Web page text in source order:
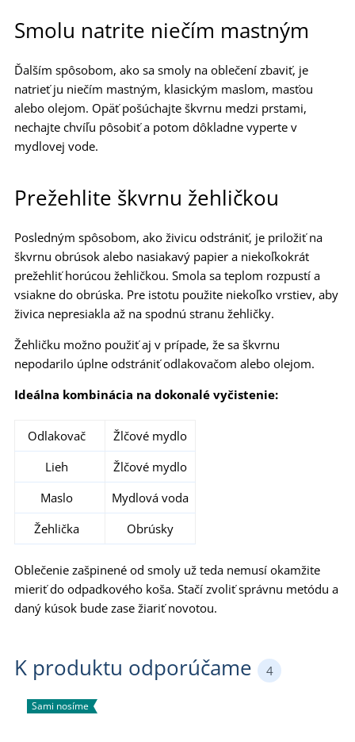
Smolu natrite niečím mastným
Ďalším spôsobom, ako sa smoly na oblečení zbaviť, je
natrieť ju niečím mastným, klasickým maslom, masťou
alebo olejom. Opäť pošúchajte škvrnu medzi prstami,
nechajte chvíľu pôsobiť a potom dôkladne vyperte v
mydlovej vode.
Prežehlite škvrnu žehličkou
Posledným spôsobom, ako živicu odstrániť, je priložiť na
škvrnu obrúsok alebo nasiakavý papier a niekoľkokrát
prežehliť horúcou žehličkou. Smola sa teplom rozpustí a
vsiakne do obrúska. Pre istotu použite niekoľko vrstiev, aby
živica nepresiakla až na spodnú stranu žehličky.
Žehličku možno použiť aj v prípade, že sa škvrnu
nepodarilo úplne odstrániť odlakovačom alebo olejom.
Ideálna kombinácia na dokonalé vyčistenie:
Odlakovač
Žlčové mydlo
Lieh
Žlčové mydlo
Maslo
Mydlová voda
Žehlička
Obrúsky
Oblečenie zašpinené od smoly už teda nemusí okamžite
mieriť do odpadkového koša. Stačí zvoliť správnu metódu a
daný kúsok bude zase žiariť novotou.
K produktu odporúčame 4
Sami nosíme